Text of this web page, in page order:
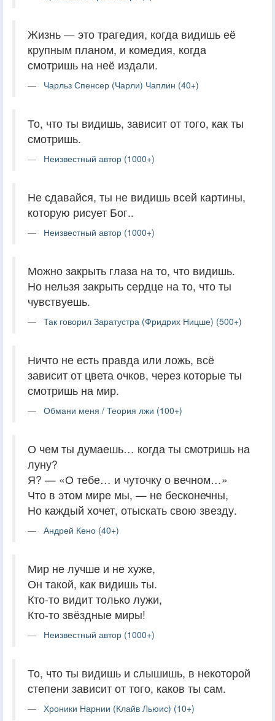
Жизнь — это трагедия, когда видишь её
крупным планом, и комедия, когда
смотришь на неё издали.
Чарльз Спенсер (Чарли) Чаплин (40+)
То, что ты видишь, зависит от того, как ты
смотришь.
Неизвестный автор (1000+)
Не сдавайся, ты не видишь всей картины,
которую рисует Бог..
Неизвестный автор (1000+)
Можно закрыть глаза на то, что видишь.
Но нельзя закрыть сердце на то, что ты
чувствуешь.
Так говорил Заратустра (Фридрих Ницше) (500+)
Ничто не есть правда или ложь, всё
зависит от цвета очков, через которые ты
смотришь на мир.
Обмани меня / Теория лжи (100+)
О чем ты думаешь… когда ты смотришь на
луну?
Я? — «О тебе… и чуточку о вечном…»
Что в этом мире мы, — не бесконечны,
Но каждый хочет, отыскать свою звезду.
Андрей Кено (40+)
Мир не лучше и не хуже,
Он такой, как видишь ты.
Кто-то видит только лужи,
Кто-то звёздные миры!
Неизвестный автор (1000+)
То, что ты видишь и слышишь, в некоторой
степени зависит от того, каков ты сам.
Хроники Нарнии (Клайв Льюис) (10+)